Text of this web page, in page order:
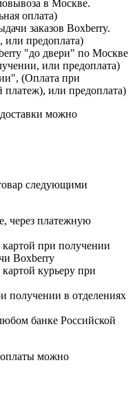
в Москве.
оплата)
заказов Boxberry.
предоплата)
"до двери" по Москве
или предоплата)
(Оплата при
или предоплата)
можно
следующими
через платежную
при получении
Boxberry
курьеру при
получении в отделениях
банке Российской
оплаты можно